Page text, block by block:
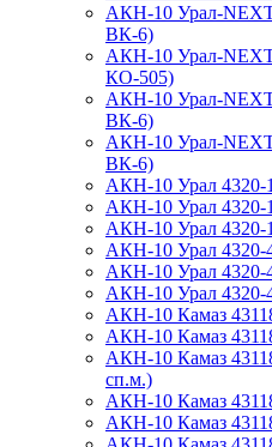
АКН-10 Урал-
ВК-6)
АКН-10 Урал-
КО-505)
АКН-10 Урал-
ВК-6)
АКН-10 Урал-
ВК-6)
АКН-10 Урал
АКН-10 Урал
АКН-10 Урал
АКН-10 Урал
АКН-10 Урал
АКН-10 Урал
АКН-10 Камаз
АКН-10 Камаз
АКН-10 Камаз
сп.м.)
АКН-10 Камаз
АКН-10 Камаз